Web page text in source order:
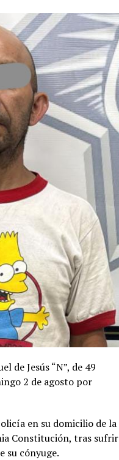
de Jesús “N”, de 49
2 de agosto por
en su domicilio de la
Constitución, tras sufrir
su cónyuge.